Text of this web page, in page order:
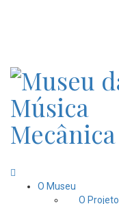
O Museu
O Projeto